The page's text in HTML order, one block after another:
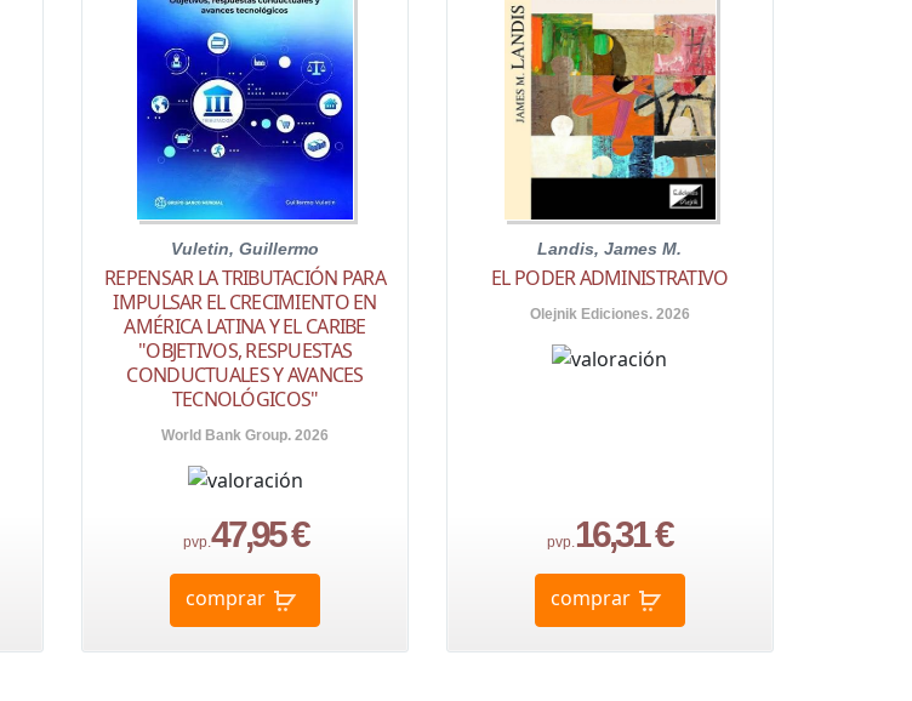
Vuletin, Guillermo
REPENSAR LA TRIBUTACIÓN PARA
IMPULSAR EL CRECIMIENTO EN
AMÉRICA LATINA Y EL CARIBE
"OBJETIVOS, RESPUESTAS
CONDUCTUALES Y AVANCES
TECNOLÓGICOS"
World Bank Group. 2026
pvp.47,95 €
comprar
Landis, James M.
EL PODER ADMINISTRATIVO
Olejnik Ediciones. 2026
pvp.16,31 €
comprar